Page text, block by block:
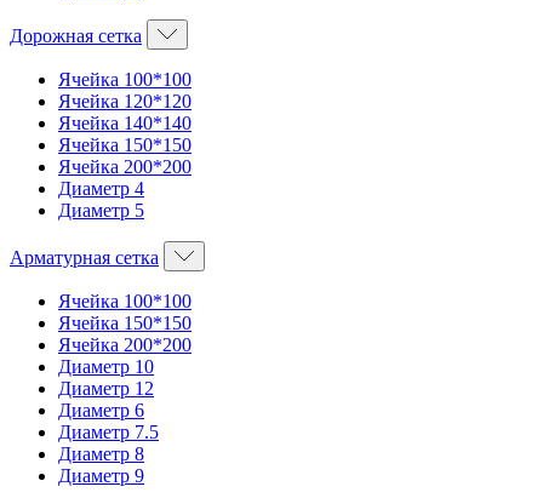
Дорожная сетка
Ячейка 100*100
Ячейка 120*120
Ячейка 140*140
Ячейка 150*150
Ячейка 200*200
Диаметр 4
Диаметр 5
Арматурная сетка
Ячейка 100*100
Ячейка 150*150
Ячейка 200*200
Диаметр 10
Диаметр 12
Диаметр 6
Диаметр 7.5
Диаметр 8
Диаметр 9